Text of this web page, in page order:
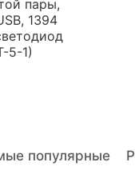
пары,
1394
5-1)
популярные